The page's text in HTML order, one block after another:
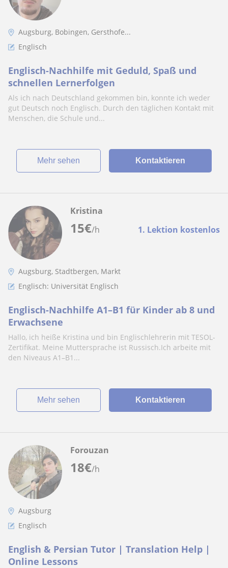
Augsburg, Bobingen, Gersthofe...
Englisch
Englisch-Nachhilfe mit Geduld, Spaß und
schnellen Lernerfolgen
Als ich nach Deutschland gekommen bin, konnte ich weder
gut Deutsch noch Englisch. Durch den täglichen Kontakt mit
Menschen, die Schule und...
Mehr sehen Kontaktieren
15€/h 1. Lektion kostenlos
Kristina
Augsburg, Stadtbergen, Markt
Englisch: Universität Englisch
Englisch-Nachhilfe A1–B1 für Kinder ab 8 und
Erwachsene
Hallo, ich heiße Kristina und bin Englischlehrerin mit TESOL-
Zertifikat. Meine Muttersprache ist Russisch.Ich arbeite mit
den Niveaus A1–B1...
Mehr sehen Kontaktieren
18€/h
Forouzan
Augsburg
Englisch
English & Persian Tutor | Translation Help |
Online Lessons